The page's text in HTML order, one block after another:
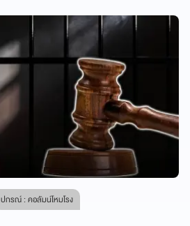
ปกรณ์ : คอลัมน์โหมโรง